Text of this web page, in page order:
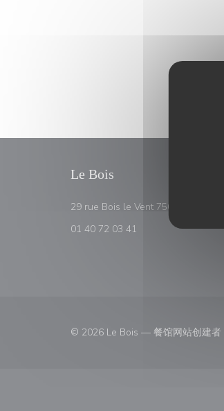
Le Bois
29 rue Bois le Vent 75016 PARIS
01 40 72 03 41
© 2026 Le Bois — 餐馆网站创建者